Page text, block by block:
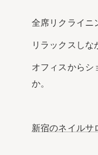
全席リクライニ
リラックスし
オフィスからシ
か。
新宿のネイルサ